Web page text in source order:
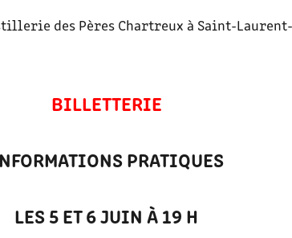
des Pères Chartreux à Saint-
BILLETTERIE
PRATIQUES
LES 5 ET 6 JUIN À 19 H